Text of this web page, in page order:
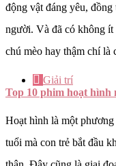
động vật đáng yêu,
người. Và đã có không
chú mèo hay thậm chí
Giải trí
Top 10 phim hoạt hình
Hoạt hình là một
tuổi mà con trẻ bắt đầu